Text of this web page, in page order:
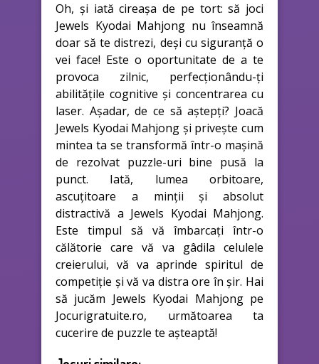
Oh, și iată cireașa de pe tort: să joci
Jewels Kyodai Mahjong nu înseamnă
doar să te distrezi, deși cu siguranță o
vei face! Este o oportunitate de a te
provoca zilnic, perfecționându-ți
abilitățile cognitive și concentrarea cu
laser. Așadar, de ce să aștepți? Joacă
Jewels Kyodai Mahjong și privește cum
mintea ta se transformă într-o mașină
de rezolvat puzzle-uri bine pusă la
punct. Iată, lumea orbitoare,
ascuțitoare a minții și absolut
distractivă a Jewels Kyodai Mahjong.
Este timpul să vă îmbarcați într-o
călătorie care vă va gâdila celulele
creierului, vă va aprinde spiritul de
competiție și vă va distra ore în șir. Hai
să jucăm Jewels Kyodai Mahjong pe
Jocurigratuite.ro, următoarea ta
cucerire de puzzle te așteaptă!